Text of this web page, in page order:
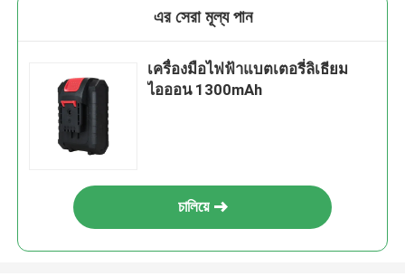
এর সেরা মূল্য পান
เครื่องมือไฟฟ้าแบตเตอรี่ลิเธียม
ไอออน 1300mAh
চালিয়ে